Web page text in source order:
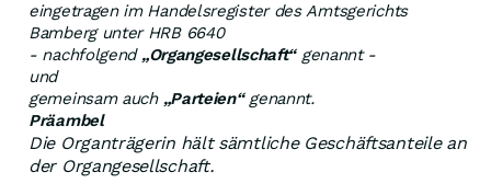
eingetragen im Handelsregister des Amtsgerichts
Bamberg unter HRB 6640
- nachfolgend „Organgesellschaft“ genannt -
und
gemeinsam auch „Parteien“ genannt.
Präambel
Die Organträgerin hält sämtliche Geschäftsanteile an
der Organgesellschaft.